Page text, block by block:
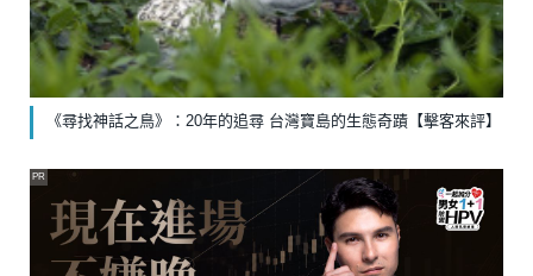
《尋找神話之鳥》：20年的追尋 台灣寶島的生態奇蹟【擊客來評】
PR